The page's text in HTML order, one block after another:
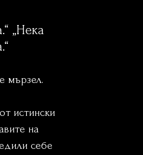
„Нека
мързел.
истински
на
себе